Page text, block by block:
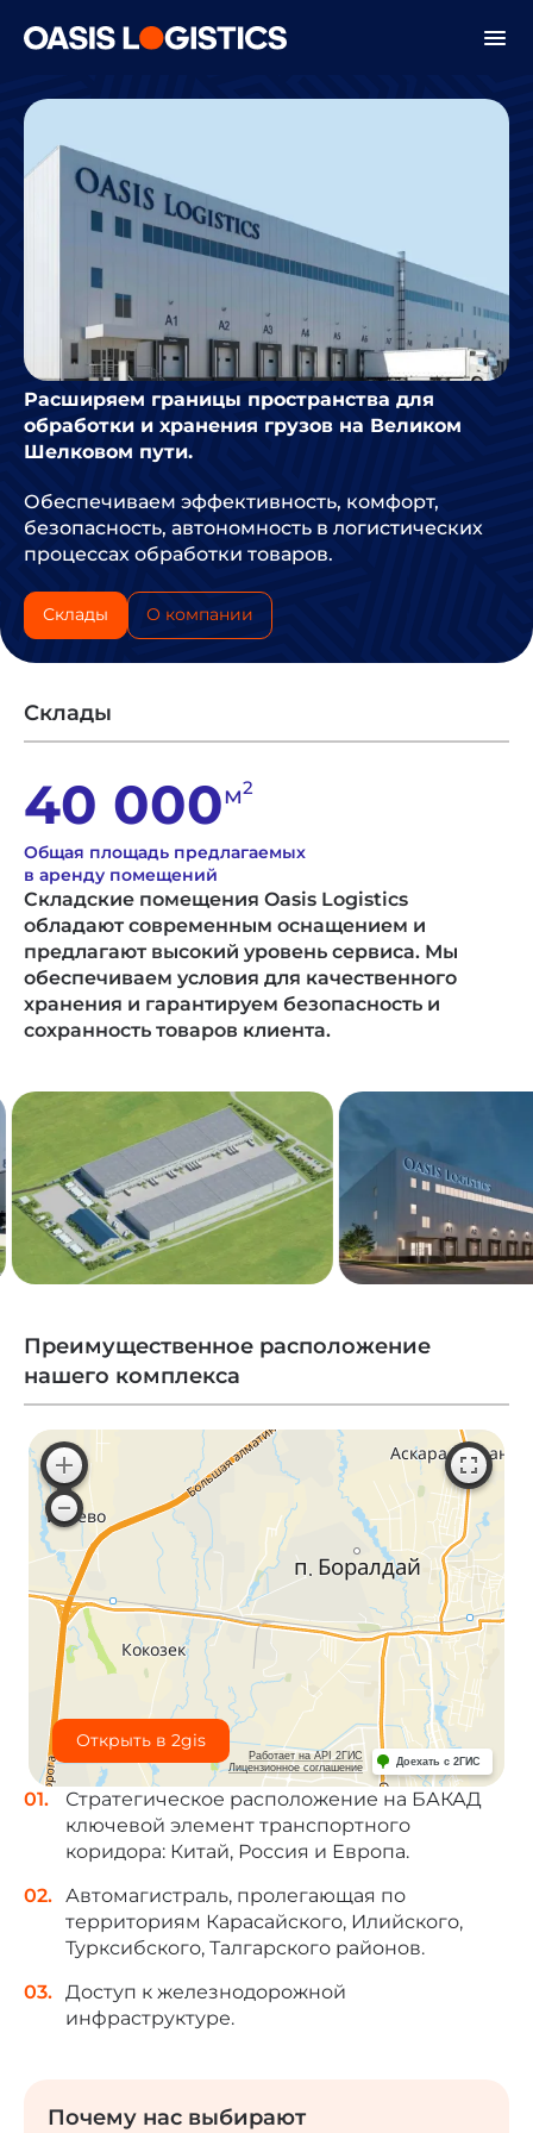
Расширяем границы пространства для
обработки и хранения грузов на Великом
Шелковом пути.
Обеспечиваем эффективность, комфорт,
безопасность, автономность в логистических
процессах обработки товаров.
Склады О компании
Склады
40 000м2
Общая площадь предлагаемых
в аренду помещений
Складские помещения Oasis Logistics
обладаютсовременным оснащением и
предлагают высокий уровень сервиса. Мы
обеспечиваем условия для качественного
хранения и гарантируем безопасность и
сохранность товаров клиента.
Преимущественное расположение
нашего комплекса
Работает на API 2ГИС
Лицензионное соглашение
Доехать с 2ГИС
Открыть в 2gis
Стратегическое расположение на БАКАД
ключевой элемент транспортного
коридора: Китай, Россия и Европа.
Автомагистраль, пролегающая по
территориям Карасайского, Илийского,
Турксибского, Талгарского районов.
Доступ к железнодорожной
инфраструктуре.
Почему нас выбирают